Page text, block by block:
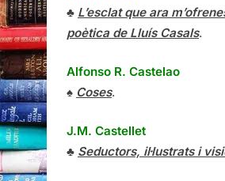
♣ L’esclat que ara
poètica de Lluís Casals.
Alfonso R. Castelao
♠ Coses.
J.M. Castellet
♣ Seductors, il·lustrats i